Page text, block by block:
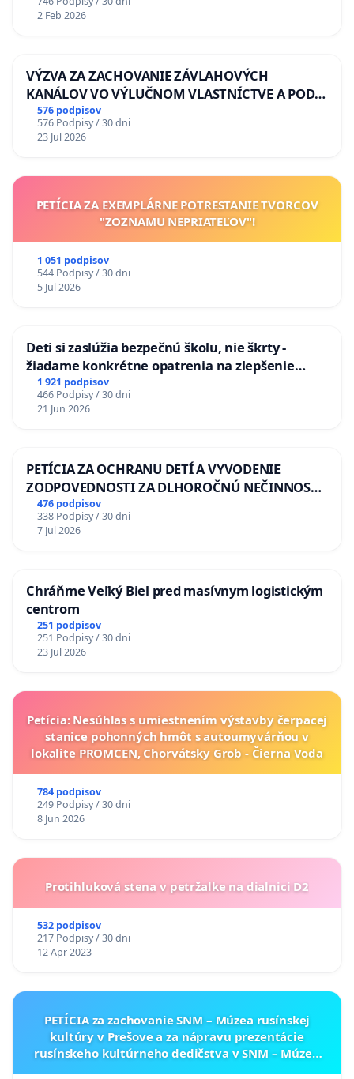
2 Feb 2026
VÝZVA ZA ZACHOVANIE ZÁVLAHOVÝCH
KANÁLOV VO VÝLUČNOM VLASTNÍCTVE A POD
KONTROLOU SLOVENSKEJ REPUBLIKY & žiadosť
na riešenie zanedbaného stavu závlahových a
odvodňovacích kanálov na Slovensku
576 podpisov
576 Podpisy / 30 dni
23 Jul 2026
PETÍCIA ZA EXEMPLÁRNE POTRESTANIE TVORCOV
"ZOZNAMU NEPRIATEĽOV"!
1 051 podpisov
544 Podpisy / 30 dni
5 Jul 2026
Deti si zaslúžia bezpečnú školu, nie škrty -
žiadame konkrétne opatrenia na zlepšenie
situácie v školstve
1 921 podpisov
466 Podpisy / 30 dni
21 Jun 2026
PETÍCIA ZA OCHRANU DETÍ A VYVODENIE
ZODPOVEDNOSTI ZA DLHOROČNÚ NEČINNOSŤ
A ZLYHANIE ŠTÁTU
476 podpisov
338 Podpisy / 30 dni
7 Jul 2026
Chráňme Veľký Biel pred masívnym logistickým
centrom
251 podpisov
251 Podpisy / 30 dni
23 Jul 2026
Petícia: Nesúhlas s umiestnením výstavby čerpacej
stanice pohonných hmôt s autoumyvárňou v
lokalite PROMCEN, Chorvátsky Grob - Čierna Voda
784 podpisov
249 Podpisy / 30 dni
8 Jun 2026
Protihluková stena v petržalke na dialnici D2
532 podpisov
217 Podpisy / 30 dni
12 Apr 2023
PETÍCIA za zachovanie SNM – Múzea rusínskej
kultúry v Prešove a za nápravu prezentácie
rusínskeho kultúrneho dedičstva v SNM – Múzeu